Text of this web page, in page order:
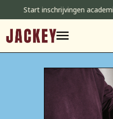
Start inschrijvingen